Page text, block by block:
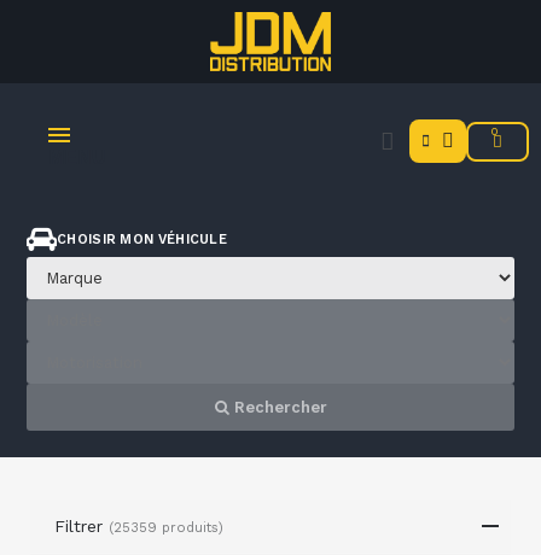
CHOISIR MON VÉHICULE
Rechercher
Filtrer (25359 produits)